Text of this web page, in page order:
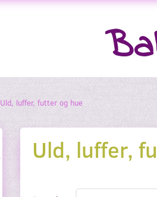
Uld, luffer, futter og hue
Uld, luffer,